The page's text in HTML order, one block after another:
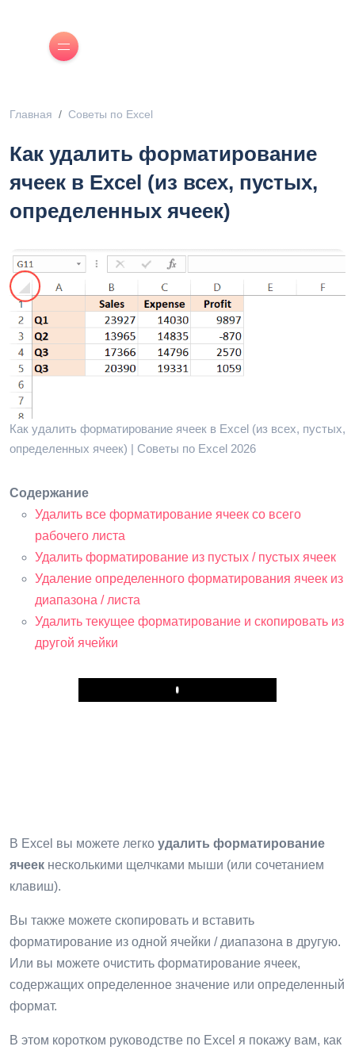
Главная Советы по Excel
Как удалить форматирование
ячеек в Excel (из всех, пустых,
определенных ячеек)
Как удалить форматирование ячеек в Excel (из всех, пустых,
определенных ячеек) | Советы по Excel 2026
Содержание
Удалить все форматирование ячеек со всего
рабочего листа
Удалить форматирование из пустых / пустых ячеек
Удаление определенного форматирования ячеек из
диапазона / листа
Удалить текущее форматирование и скопировать из
другой ячейки
Play
В Excel вы можете легко удалить форматирование
ячеек несколькими щелчками мыши (или сочетанием
клавиш).
Вы также можете скопировать и вставить
форматирование из одной ячейки / диапазона в другую.
Или вы можете очистить форматирование ячеек,
содержащих определенное значение или определенный
формат.
В этом коротком руководстве по Excel я покажу вам, как